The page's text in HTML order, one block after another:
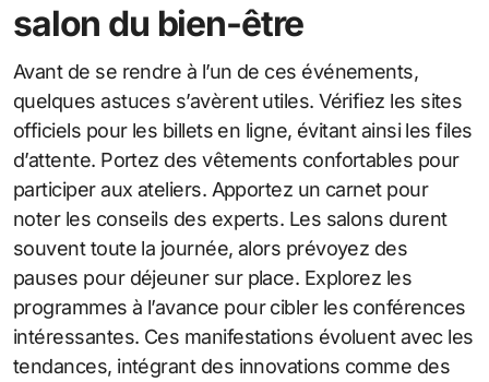
salon du bien-être
Avant de se rendre à l’un de ces événements,
quelques astuces s’avèrent utiles. Vérifiez les sites
officiels pour les billets en ligne, évitant ainsi les files
d’attente. Portez des vêtements confortables pour
participer aux ateliers. Apportez un carnet pour
noter les conseils des experts. Les salons durent
souvent toute la journée, alors prévoyez des
pauses pour déjeuner sur place. Explorez les
programmes à l’avance pour cibler les conférences
intéressantes. Ces manifestations évoluent avec les
tendances, intégrant des innovations comme des